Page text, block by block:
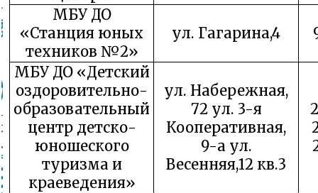
МБУ ДО
«Станция юных
техников №2»
ул. Гагарина,4
МБУ ДО «Детский
оздоровительно-
образовательный
центр детско-
юношеского
туризма и
краеведения»
ул. Набережная,
72 ул. 3-я
Кооперативная,
9-а ул.
Весенняя,12 кв.3